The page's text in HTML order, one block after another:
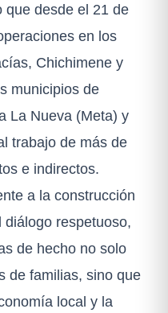
que desde el 21 de
en los
Chichimene y
municipios de
La Nueva (Meta) y
trabajo de más de
e indirectos.
a la construcción
respetuoso,
de hecho no solo
de familias, sino que
local y la